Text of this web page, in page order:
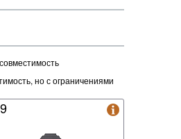
но с ограничениями